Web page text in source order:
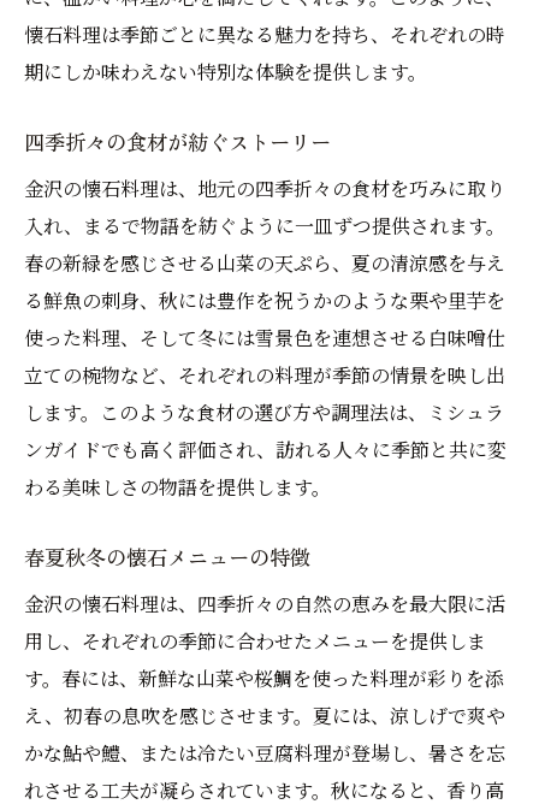
懐石料理は季節ごとに異なる魅力を持ち、それぞれの時
期にしか味わえない特別な体験を提供します。
四季折々の食材が紡ぐストーリー
金沢の懐石料理は、地元の四季折々の食材を巧みに取り
入れ、まるで物語を紡ぐように一皿ずつ提供されます。
春の新緑を感じさせる山菜の天ぷら、夏の清涼感を与え
る鮮魚の刺身、秋には豊作を祝うかのような栗や里芋を
使った料理、そして冬には雪景色を連想させる白味噌仕
立ての椀物など、それぞれの料理が季節の情景を映し出
します。このような食材の選び方や調理法は、ミシュラ
ンガイドでも高く評価され、訪れる人々に季節と共に変
わる美味しさの物語を提供します。
春夏秋冬の懐石メニューの特徴
金沢の懐石料理は、四季折々の自然の恵みを最大限に活
用し、それぞれの季節に合わせたメニューを提供しま
す。春には、新鮮な山菜や桜鯛を使った料理が彩りを添
え、初春の息吹を感じさせます。夏には、涼しげで爽や
かな鮎や鱧、または冷たい豆腐料理が登場し、暑さを忘
れさせる工夫が凝らされています。秋になると、香り高